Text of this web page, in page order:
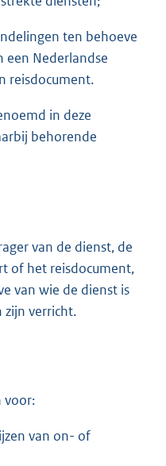
ten behoeve
een Nederlandse
reisdocument.
in deze
behorende
van de dienst, de
of het reisdocument,
van wie de dienst is
zijn verricht.
voor:
van on- of